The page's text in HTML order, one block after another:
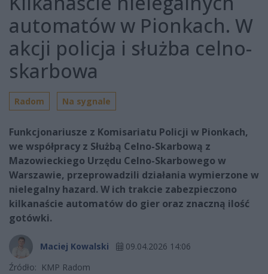
automatów w Pionkach. W
akcji policja i służba celno-
skarbowa
Radom Na sygnale
Funkcjonariusze z Komisariatu Policji w Pionkach,
we współpracy z Służbą Celno-Skarbową z
Mazowieckiego Urzędu Celno-Skarbowego w
Warszawie, przeprowadzili działania wymierzone w
nielegalny hazard. W ich trakcie zabezpieczono
kilkanaście automatów do gier oraz znaczną ilość
gotówki.
Maciej Kowalski
09.04.2026 14:06
Źródło: KMP Radom